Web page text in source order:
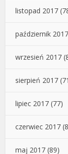
listopad 2017
październik 2017
wrzesień 2017
sierpień 2017
lipiec 2017 (77)
czerwiec 2017
maj 2017 (89)